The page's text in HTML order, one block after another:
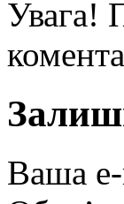
Увага!
Ваша